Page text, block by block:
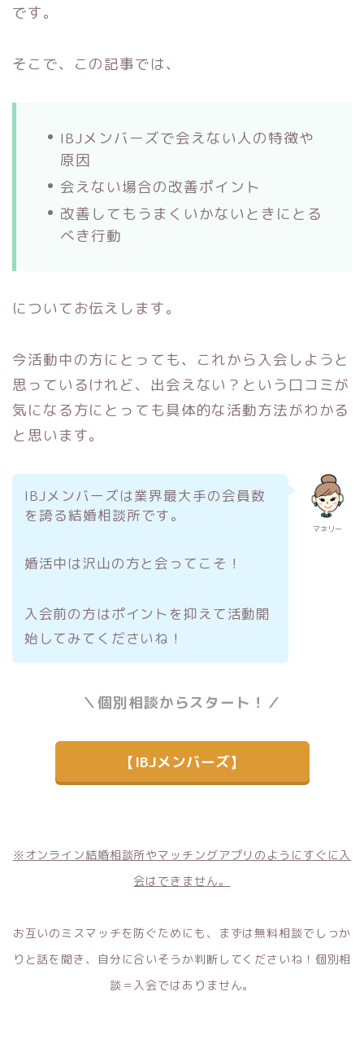
です。
そこで、この記事では、
IBJメンバーズで会えない人の特徴や
原因
会えない場合の改善ポイント
改善してもうまくいかないときにとる
べき行動
についてお伝えします。
今活動中の方にとっても、これから入会しようと
思っているけれど、出会えない？という口コミが
気になる方にとっても具体的な活動方法がわかる
と思います。
マネリー
IBJメンバーズは業界最大手の会員数
を誇る結婚相談所です。
婚活中は沢山の方と会ってこそ！
入会前の方はポイントを抑えて活動開
始してみてくださいね！
＼個別相談からスタート！／
【IBJメンバーズ】
※オンライン結婚相談所やマッチングアプリのようにすぐに入
会はできません。
お互いのミスマッチを防ぐためにも、まずは無料相談でしっか
りと話を聞き、自分に合いそうか判断してくださいね！ 個別相
談＝入会ではありません。